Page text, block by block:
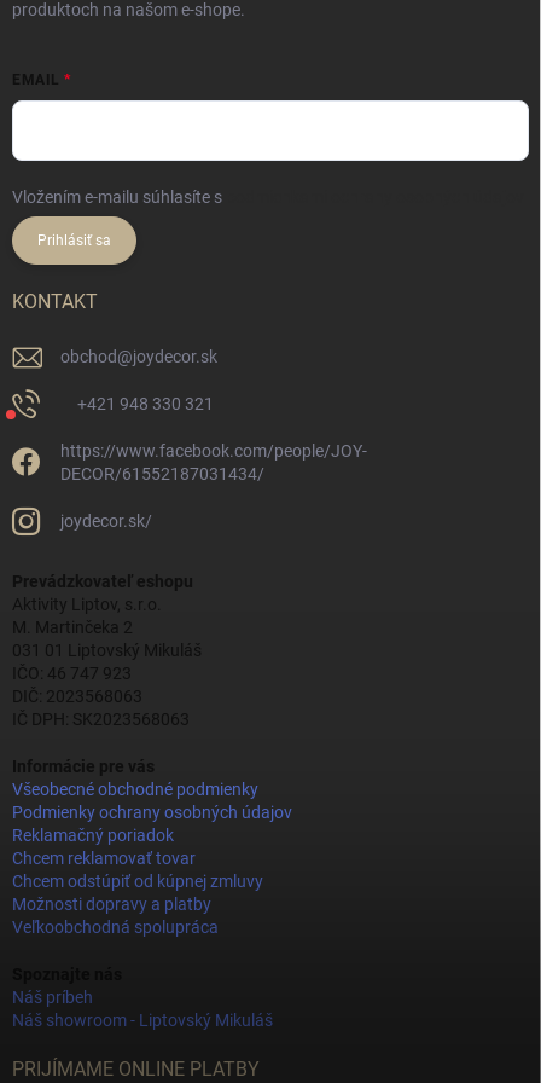
produktoch na našom e-shope.
EMAIL
Vložením e-mailu súhlasíte s
Prihlásiť sa
KONTAKT
obchod@joydecor.sk
+421 948 330 321
https://www.facebook.com/people/JOY-
DECOR/61552187031434/
joydecor.sk/
Prevádzkovateľ eshopu
Aktivity Liptov, s.r.o.
M. Martinčeka 2
031 01 Liptovský Mikuláš
IČO: 46 747 923
DIČ: 2023568063
IČ DPH: SK2023568063
Informácie pre vás
Všeobecné obchodné podmienky
Podmienky ochrany osobných údajov
Reklamačný poriadok
Chcem reklamovať tovar
Chcem odstúpiť od kúpnej zmluvy
Možnosti dopravy a platby
Veľkoobchodná spolupráca
Náš príbeh
Náš showroom - Liptovský Mikuláš
PRIJÍMAME ONLINE PLATBY